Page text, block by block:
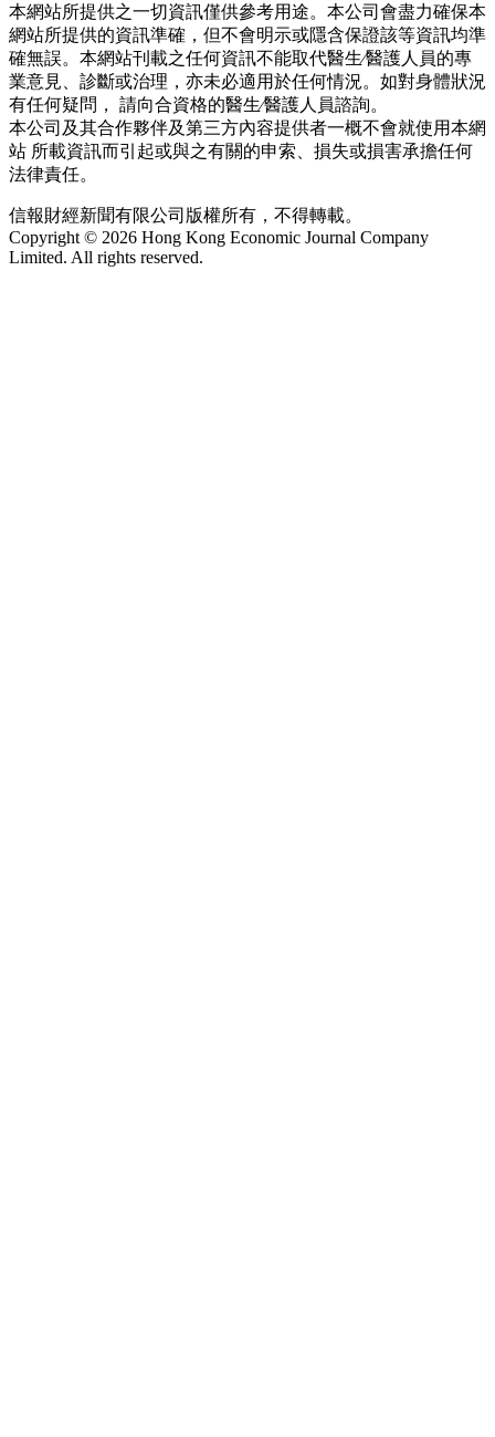
本網站所提供之一切資訊僅供參考用途。本公司會盡力確保本
網站所提供的資訊準確，但不會明示或隱含保證該等資訊均準
確無誤。本網站刊載之任何資訊不能取代醫生∕醫護人員的專
業意見、診斷或治理，亦未必適用於任何情況。如對身體狀況
有任何疑問， 請向合資格的醫生∕醫護人員諮詢。
本公司及其合作夥伴及第三方內容提供者一概不會就使用本網
站 所載資訊而引起或與之有關的申索、損失或損害承擔任何
法律責任。
信報財經新聞有限公司版權所有，不得轉載。
Copyright © 2026 Hong Kong Economic Journal Company
Limited. All rights reserved.